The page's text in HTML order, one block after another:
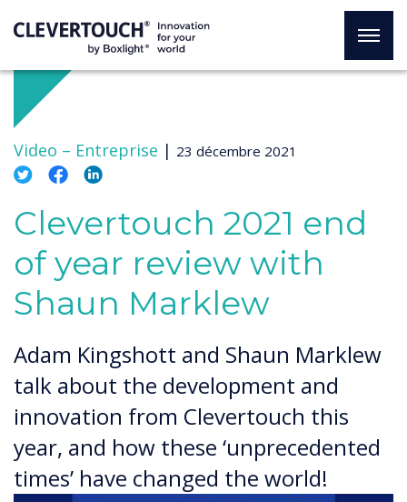
Video – Entreprise | 23 décembre 2021
Clevertouch 2021 end
of year review with
Shaun Marklew
Adam Kingshott and Shaun Marklew
talk about the development and
innovation from Clevertouch this
year, and how these ‘unprecedented
times’ have changed the world!